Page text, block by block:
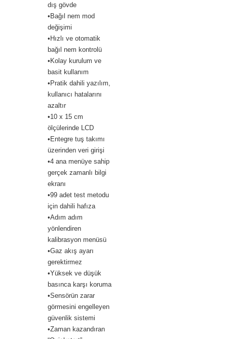
dış gövde
•Bağıl nem mod
değişimi
•Hızlı ve otomatik
bağıl nem kontrolü
•Kolay kurulum ve
basit kullanım
•Pratik dahili yazılım,
kullanıcı hatalarını
azaltır
•10 x 15 cm
ölçülerinde LCD
•Entegre tuş takımı
üzerinden veri girişi
•4 ana menüye sahip
gerçek zamanlı bilgi
ekranı
•99 adet test metodu
için dahili hafıza
•Adım adım
yönlendiren
kalibrasyon menüsü
•Gaz akış ayarı
gerektirmez
•Yüksek ve düşük
basınca karşı koruma
•Sensörün zarar
görmesini engelleyen
güvenlik sistemi
•Zaman kazandıran